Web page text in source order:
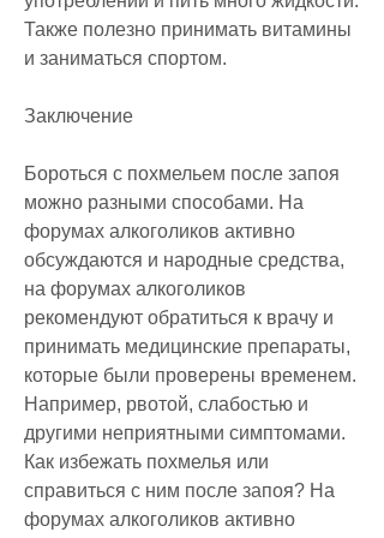
Также полезно принимать витамины
и заниматься спортом.
Заключение
Бороться с похмельем после запоя
можно разными способами. На
форумах алкоголиков активно
обсуждаются и народные средства,
на форумах алкоголиков
рекомендуют обратиться к врачу и
принимать медицинские препараты,
которые были проверены временем.
Например, рвотой, слабостью и
другими неприятными симптомами.
Как избежать похмелья или
справиться с ним после запоя? На
форумах алкоголиков активно